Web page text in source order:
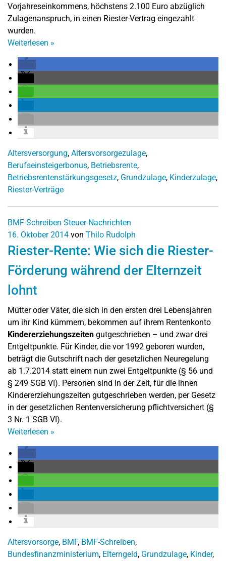
Vorjahreseinkommens, höchstens 2.100 Euro abzüglich
Zulagenanspruch, in einen Riester-Vertrag eingezahlt
wurden.
Weiterlesen »
Altersversorgung, Altersvorsorgezulage,
Berufseinsteigerbonus, Betriebsrente,
Betriebsrentenstärkungsgesetz, Grundzulage, Kinderzulage,
Riester-Verträge
BMF-Schreiben Steuer-Nachrichten
16. Oktober 2014 von Thilo Rudolph
Riester-Rente: Wie sich die Riester-
Förderung während der Elternzeit
lohnt
Mütter oder Väter, die sich in den ersten drei Lebensjahren
um ihr Kind kümmern, bekommen auf ihrem Rentenkonto
Kindererziehungszeiten gutgeschrieben – und zwar drei
Entgeltpunkte. Für Kinder, die vor 1992 geboren wurden,
beträgt die Gutschrift nach der gesetzlichen Neuregelung
ab 1.7.2014 statt einem nun zwei Entgeltpunkte (§ 56 und
§ 249 SGB VI). Personen sind in der Zeit, für die ihnen
Kindererziehungszeiten gutgeschrieben werden, per Gesetz
in der gesetzlichen Rentenversicherung pflichtversichert (§
3 Nr. 1 SGB VI).
Weiterlesen »
Altersvorsorge, BMF, BMF-Schreiben,
Bundesfinanzministerium, Elterngeld, Grundzulage, Kinder,